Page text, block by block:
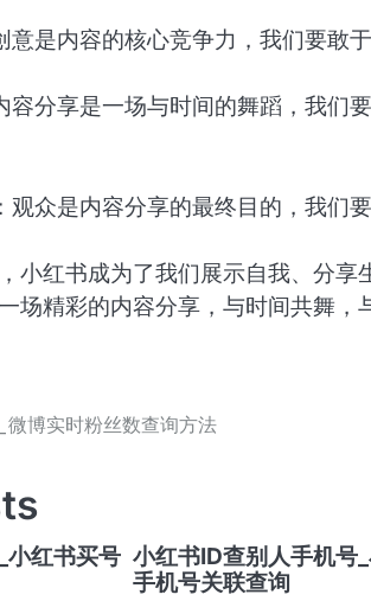
意是内容的核心竞争力，我们要敢
容分享是一场与时间的舞蹈，我们
：观众是内容分享的最终目的，我们
小红书成为了我们展示自我、分
场精彩的内容分享，与时间共舞，
博实时粉丝数查询方法
小红书买号 小红书ID查别人手机号
手机号关联查询